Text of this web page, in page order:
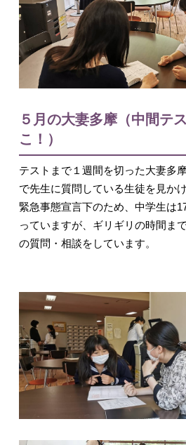
English
５月の大妻多摩（中間テ
こ！）
テストまで１週間を切った大妻多
で先生に質問している生徒を見か
緊急事態宣言下のため、中学生は
っていますが、ギリギリの時間ま
の質問・相談をしています。